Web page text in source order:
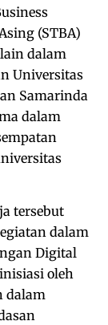
(STBA)
dalam
Universitas
Samarinda
dalam
tersebut
dalam
Digital
oleh
dalam